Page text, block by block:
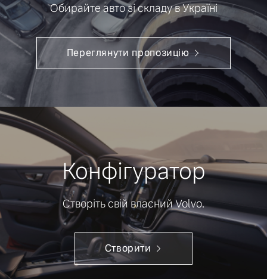
Обирайте авто зі складу в Україні
Переглянути пропозицію
Конфігуратор
Створіть свій власний Volvo.
Створити